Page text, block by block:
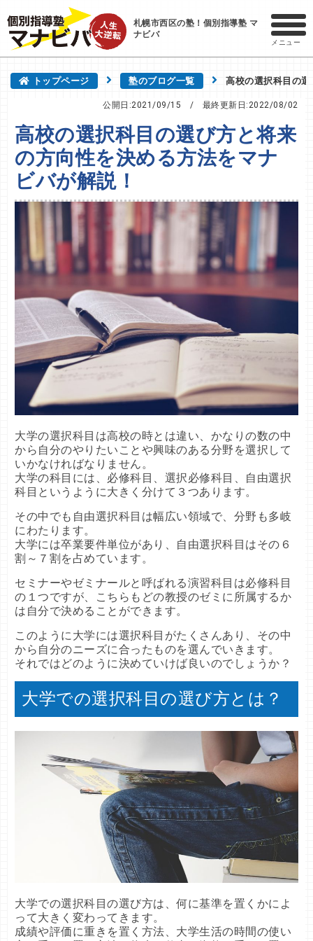
札幌市西区の塾！個別指導塾 マ
ナビバ
メニュー
トップページ 塾のブログ一覧 高校の選択科目の
公開日:2021/09/15 / 最終更新日:2022/08/02
高校の選択科目の選び方と将来
の方向性を決める方法をマナ
ビバが解説！
大学の選択科目は高校の時とは違い、かなりの数の中
から自分のやりたいことや興味のある分野を選択して
いかなければなりません。
大学の科目には、必修科目、選択必修科目、自由選択
科目というように大きく分けて３つあります。
その中でも自由選択科目は幅広い領域で、分野も多岐
にわたります。
大学には卒業要件単位があり、自由選択科目はその６
割～７割を占めています。
セミナーやゼミナールと呼ばれる演習科目は必修科目
の１つですが、こちらもどの教授のゼミに所属するか
は自分で決めることができます。
このように大学には選択科目がたくさんあり、その中
から自分のニーズに合ったものを選んでいきます。
それではどのように決めていけば良いのでしょうか？
大学での選択科目の選び方とは？
大学での選択科目の選び方は、何に基準を置くかによ
って大きく変わってきます。
成績や評価に重きを置く方法、大学生活の時間の使い